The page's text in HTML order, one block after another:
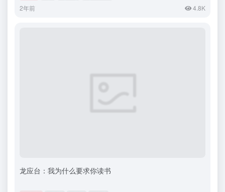
2年前 4.8K
龙应台：我为什么要求你读书